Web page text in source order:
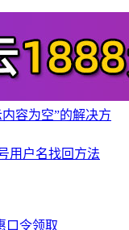
容为空”的解决方
用户名找回方法
口令领取